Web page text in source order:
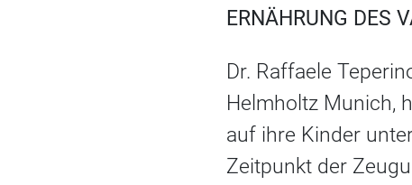
ERNÄHRUNG DES
Dr. Raffaele
Helmholtz Munich,
auf ihre Kinder
Zeitpunkt der